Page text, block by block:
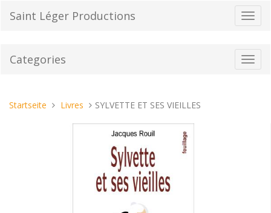
zumSaint Léger Productions
Categories
Sie
Startseite Livres SYLVETTE ET SES VIEILLES